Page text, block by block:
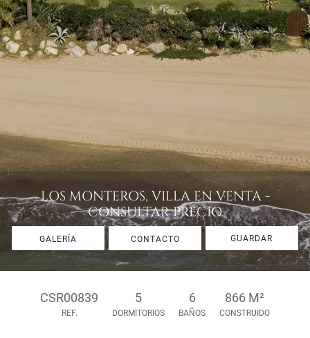
LOS MONTEROS, VILLA EN VENTA -
CONSULTAR PRECIO
GALERÍA CONTACTO GUARDAR
CSR00839
REF.
5
DORMITORIOS
6
BAÑOS
866 M²
CONSTRUIDO